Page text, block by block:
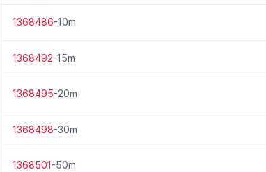
1368486-10m
1368492-15m
1368495-20m
1368498-30m
1368501 -50m